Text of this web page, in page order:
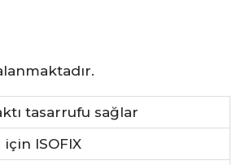
tasarrufu sağlar
ISOFIX